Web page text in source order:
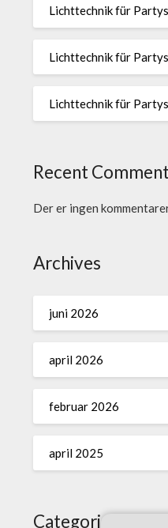
Lichttechnik für
Lichttechnik für
Lichttechnik für
Recent
Der er ingen
Archives
juni 2026
april 2026
februar 2026
april 2025
Categories